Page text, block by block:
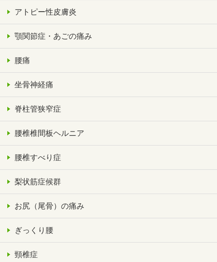
アトピー性皮膚炎
顎関節症・あごの痛み
腰痛
坐骨神経痛
脊柱管狭窄症
腰椎椎間板ヘルニア
腰椎すべり症
梨状筋症候群
お尻（尾骨）の痛み
ぎっくり腰
頸椎症